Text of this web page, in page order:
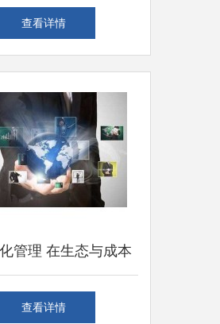
爱着”的温度
查看详情
管理 在生态与成本
化城市的产品库
查看详情